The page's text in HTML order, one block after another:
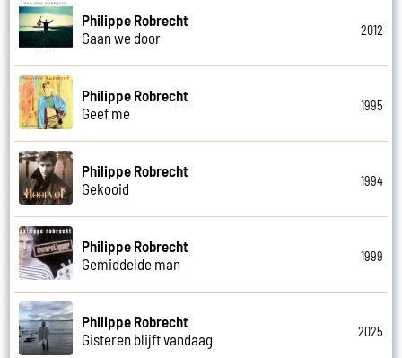
Philippe Robrecht
Gaan we door
2012
Philippe Robrecht
Geef me
1995
Philippe Robrecht
Gekooid
1994
Philippe Robrecht
Gemiddelde man
1999
Philippe Robrecht
Gisteren blijft vandaag
2025